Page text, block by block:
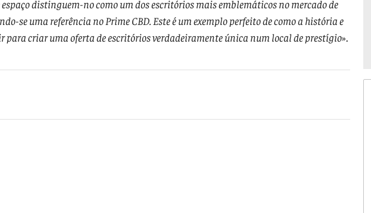
distinguem-no como um dos escritórios mais emblemáticos no mercado de
se uma referência no Prime CBD. Este é um exemplo perfeito de como a história e
para criar uma oferta de escritórios verdadeiramente única num local de prestígio».